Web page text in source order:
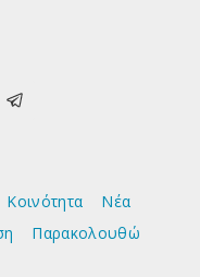
Κοινότητα
Νέα
Παρακολουθώ